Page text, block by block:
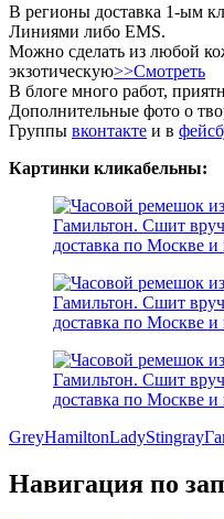
В регионы доставка 1-ым
Линиями либо EMS.
Можно сделать из любой
экзотическую>>Смотреть
В блоге много работ,
Дополнительные фото о
Группы вконтакте и в
Картинки кликабельны:
GreyHamiltonLadyStingray
Навигация по